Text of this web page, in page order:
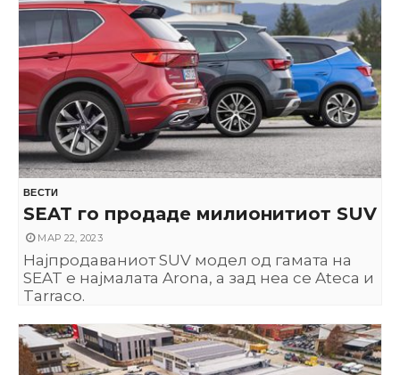
ВЕСТИ
SEAT го продаде милионитиот SUV
МАР 22, 2023
Најпродаваниот SUV модел од гамата на
SEAT е најмалата Arona, а зад неа се Ateca и
Tarraco.